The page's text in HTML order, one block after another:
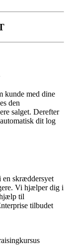
kunde med dine
den
salget. Derefter
dit log
en skræddersyet
Vi hjælper dig i
til
tilbudet